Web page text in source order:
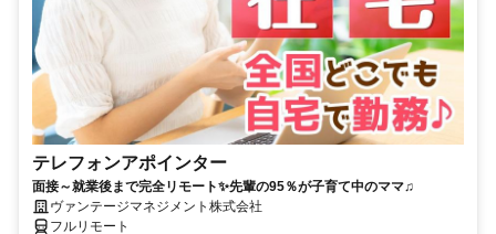
テレフォンアポインター
面接～就業後まで完全リモート✨先輩の95％が子育て中のママ♫
ヴァンテージマネジメント株式会社
フルリモート